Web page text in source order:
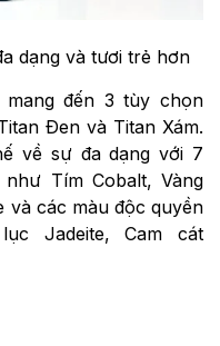
dạng và tươi trẻ hơn
mang đến 3 tùy chọn
Đen và Titan Xám.
về sự đa dạng với 7
Tím Cobalt, Vàng
và các màu độc quyền
Jadeite, Cam cát